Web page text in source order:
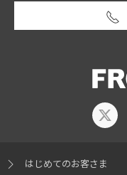
はじめてのお客さま